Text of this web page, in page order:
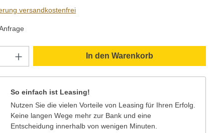
versandkostenfrei
Gib den gewünschten Wert ein
In den Warenkorb
So einfach ist Leasing!
Nutzen Sie die vielen Vorteile von Leasing für Ihren Erfolg.
Keine langen Wege mehr zur Bank und eine
Entscheidung innerhalb von wenigen Minuten.